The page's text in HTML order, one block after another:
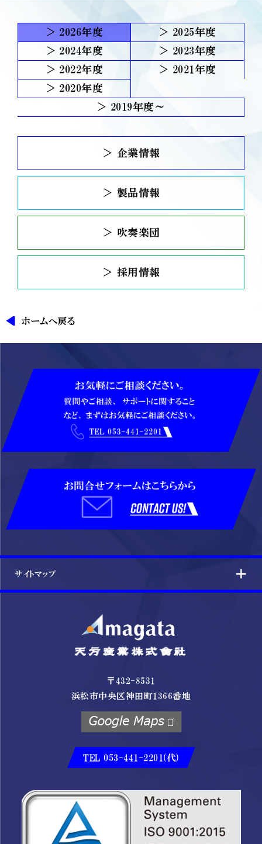
2026
2025
2024
2023
2022
2021
2020
2019
＞ 企業情報
＞ 製品情報
＞ 吹奏楽団
＞ 採用情報
ホームへ戻る
サイトマップ
〒432-8531
浜松市中央区神田町1366番地
TEL 053-441-2201(代)